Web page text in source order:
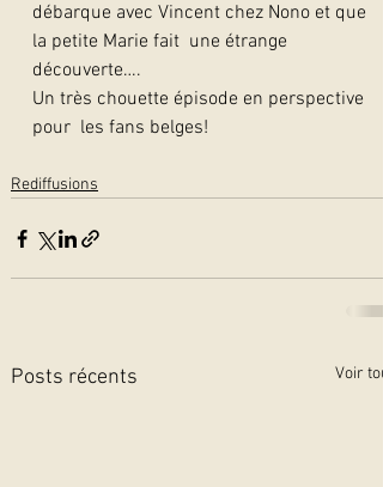
débarque avec Vincent chez Nono et que
la petite Marie fait  une étrange
découverte….
Un très chouette épisode en perspective
pour  les fans belges!
Rediffusions
Posts récents Voir tout